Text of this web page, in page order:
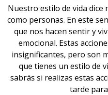
Nuestro estilo de vida dice
como personas. En este
que nos hacen sentir y
emocional. Estas
insignificantes, pero son
que tienes un estilo de
sabrás si realizas estas
tarde